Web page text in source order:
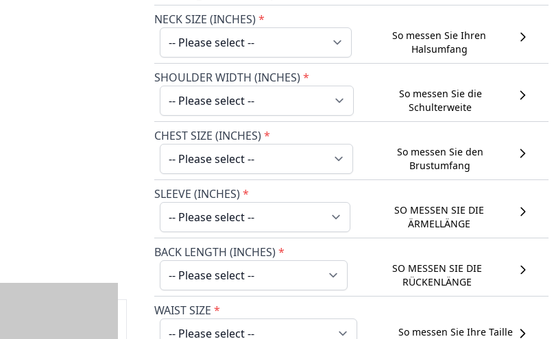
NECK SIZE (INCHES)*
So messen Sie Ihren
Halsumfang
SHOULDER WIDTH (INCHES)*
So messen Sie die
Schulterweite
CHEST SIZE (INCHES)*
So messen Sie den
Brustumfang
SLEEVE (INCHES)*
SO MESSEN SIE DIE
ÄRMELLÄNGE
BACK LENGTH (INCHES)*
SO MESSEN SIE DIE
RÜCKENLÄNGE
WAIST SIZE *
So messen Sie Ihre Taille